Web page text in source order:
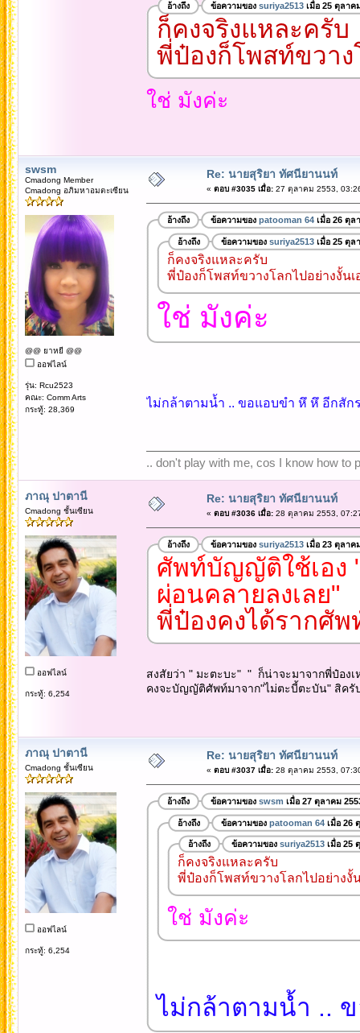
อ้างถึง ข้อความของ suriya2513เมื่อ 25 ตุลาค
ก็คงจริงแหละครับ
พี่ป๋องก็โพสท์ขวาง
ใช่ มังค่ะ
swsm
Cmadong Member
Cmadong อภิมหาอมตะเซียน
@@ ยาหยี @@
ออฟไลน์
รุ่น: Rcu2523
คณะ: Comm Arts
กระทู้: 28,369
Re: นายสุริยา ทัศนียานนท์
« ตอบ #3035 เมื่อ:27 ตุลาคม 2553,
อ้างถึง ข้อความของ patooman 64เมื่อ 26 ตุล
อ้างถึง ข้อความของ suriya2513เมื่อ 25 ตุล
ก็คงจริงแหละครับ
พี่ป๋องก็โพสท์ขวางโลกไปอย่างงั้นเ
ใช่ มังค่ะ
ไม่กล้าตามน้ำ .. ขอแอบขำ หึ หึ อีกสัก
.. don't play with me, cos I know how to
ภาณุ ปาตานี
Cmadong ชั้นเซียน
ออฟไลน์
กระทู้: 6,254
Re: นายสุริยา ทัศนียานนท์
« ตอบ #3036 เมื่อ:28 ตุลาคม 2553,
อ้างถึง ข้อความของ suriya2513เมื่อ 23 ตุลาค
ศัพท์บัญญัติใช้เอง
ผ่อนคลายลงเลย"
พี่ป๋องคงได้รากศั
สงสัยว่า " มะตะบะ" " ก็น่าจะมาจากพี่ป๋อง
คงจะบัญญัติศัพท์มาจาก"ไม่ตะบี้ตะบัน" สิครั
ภาณุ ปาตานี
Cmadong ชั้นเซียน
ออฟไลน์
กระทู้: 6,254
Re: นายสุริยา ทัศนียานนท์
« ตอบ #3037 เมื่อ:28 ตุลาคม 2553,
อ้างถึง ข้อความของ swsm เมื่อ 27 ตุลาคม
อ้างถึง ข้อความของ patooman 64เมื่อ 26
อ้างถึง ข้อความของ suriya2513เมื่อ 25
ก็คงจริงแหละครับ
พี่ป๋องก็โพสท์ขวางโลกไปอย่างงั้น
ใช่ มังค่ะ
ไม่กล้าตามน้ำ ..